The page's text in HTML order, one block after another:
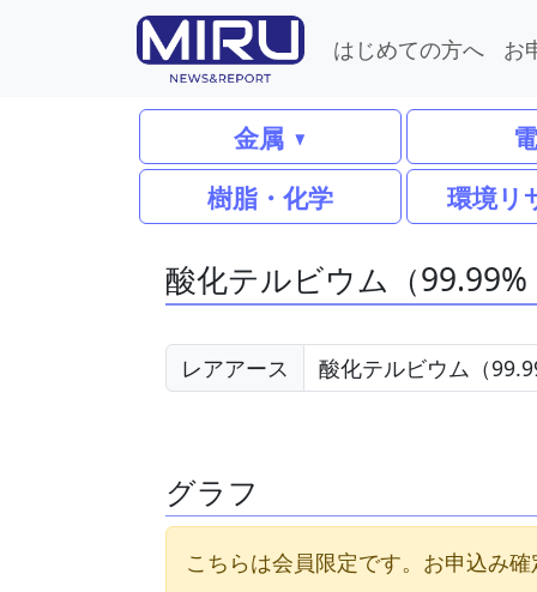
はじめての方へ お
金属
樹脂・化学
環境リ
酸化テルビウム（
レアアース
グラフ
こちらは会員限定です。お申込み